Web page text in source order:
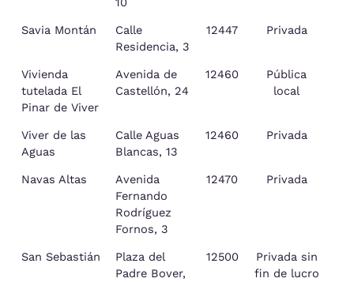
Savia Montán
Calle
Residencia, 3
12447 Privada
Vivienda
tutelada El
Pinar de Viver
Avenida de
Castellón, 24
12460
Pública
local
Viver de las
Aguas
Calle Aguas
Blancas, 13
12460 Privada
Navas Altas
Avenida
Fernando
Rodríguez
Fornos, 3
12470 Privada
San Sebastián
Plaza del
Padre Bover,
12500
Privada sin
fin de lucro